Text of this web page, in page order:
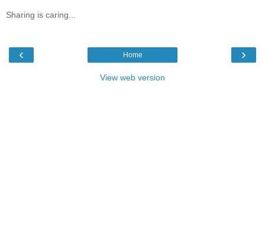
Sharing is caring...
‹ ›
Home
View web version